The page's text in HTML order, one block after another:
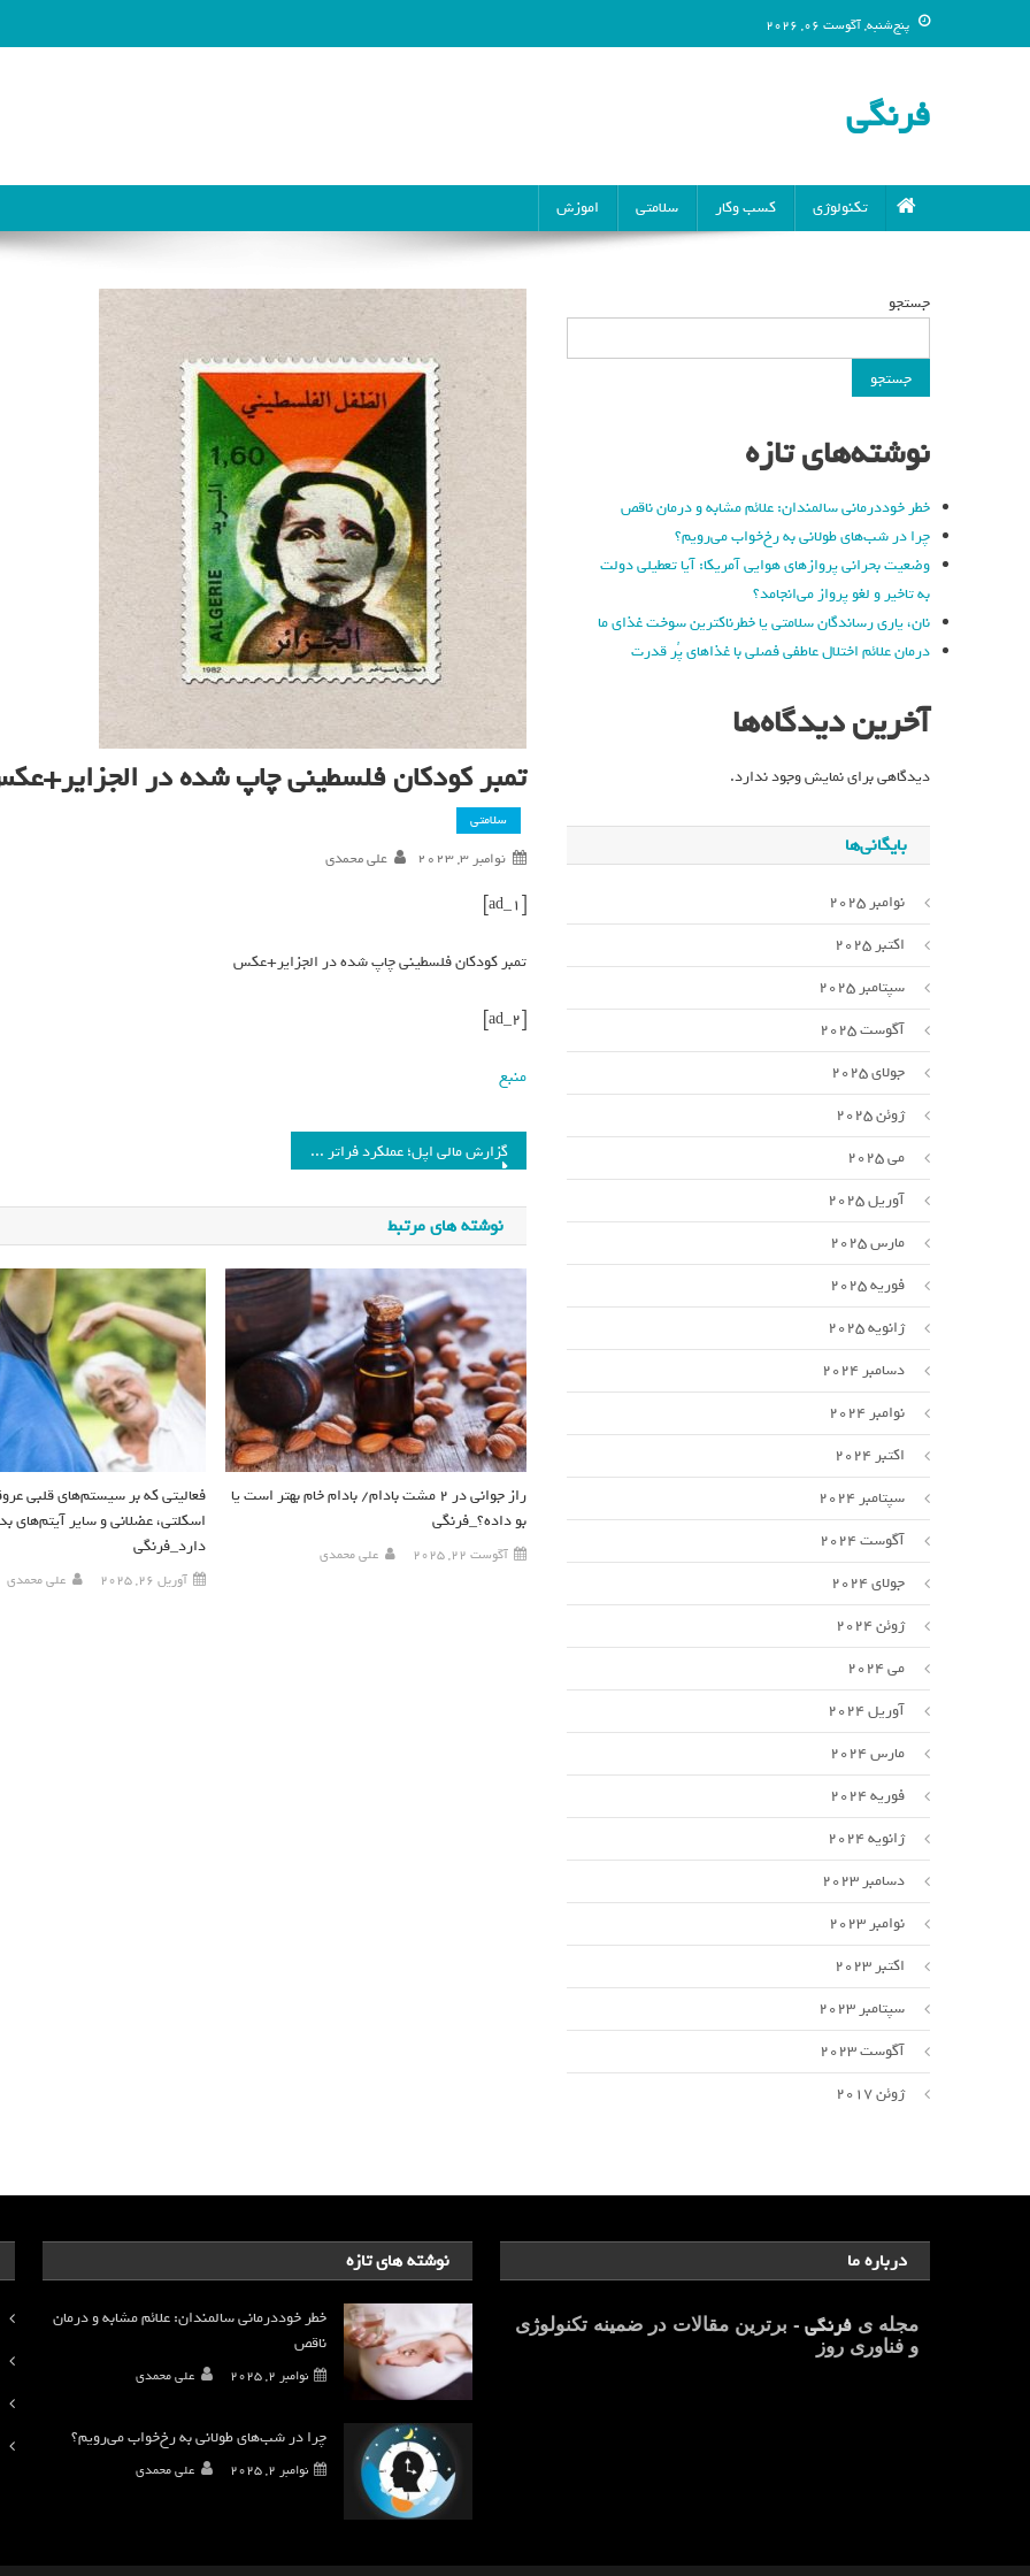
پنج‌شنبه, آگوست 06, 2026
فرنگی
تکنولوژی کسب وکار سلامتی اموزش
تمبر کودکان فلسطینی چاپ شده در
سلامتی
نوامبر 3, 2023 علی محمدی
[ad_1]
تمبر کودکان فلسطینی چاپ شده در الجزایر+عکس
[ad_2]
منبع
گزارش مالی اپل؛ عملکرد فراتر از انتظار به‌لطف آیفون ۱۵ و سرویس‌های نرم‌افزاری
نوشته های مرتبط
فعالیتی که بر سیستم‌های قلبی
اسکلتی، عضلانی و سایر آیتم‌های
دارد_فرنگی
آوریل 26, 2025 علی محمدی
راز جوانی در 2 مشت بادام/ بادام خام بهتر است یا
بو داده؟_فرنگی
آگوست 22, 2025 علی محمدی
جستجو
جستجو
نوشته‌های تازه
خطر خوددرمانی سالمندان: علائم مشابه و درمان ناقص
چرا در شب‌های طولانی به رخ‌خواب می‌رویم؟
وضعیت بحرانی پروازهای هوایی آمریکا: آیا تعطیلی دولت
به تاخیر و لغو پرواز می‌انجامد؟
نان، یاری رساندگان سلامتی یا خطرناکترین سوخت غذای ما
درمان علائم اختلال عاطفی فصلی با غذاهای پُر قدرت
آخرین دیدگاه‌ها
دیدگاهی برای نمایش وجود ندارد.
بایگانی‌ها
نوامبر 2025
اکتبر 2025
سپتامبر 2025
آگوست 2025
جولای 2025
ژوئن 2025
می 2025
آوریل 2025
مارس 2025
فوریه 2025
ژانویه 2025
دسامبر 2024
نوامبر 2024
اکتبر 2024
سپتامبر 2024
آگوست 2024
جولای 2024
ژوئن 2024
می 2024
آوریل 2024
مارس 2024
فوریه 2024
ژانویه 2024
دسامبر 2023
نوامبر 2023
اکتبر 2023
سپتامبر 2023
آگوست 2023
ژوئن 2017
نوشته های تازه
خطر خوددرمانی سالمندان: علائم مشابه و درمان
ناقص
نوامبر 2, 2025 علی محمدی
چرا در شب‌های طولانی به رخ‌خواب می‌رویم؟
نوامبر 2, 2025 علی محمدی
درباره ما
مجله یفرنگی - برترین مقالات در ضمینه تکنولوژی
و فناوری روز